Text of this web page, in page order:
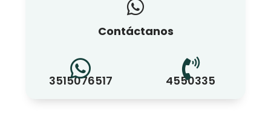
Contáctanos
3515076517 4550335